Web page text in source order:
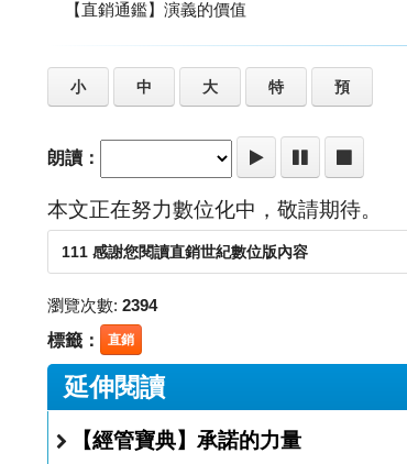
【直銷通鑑】演義的價值
小 中 大 特 預
朗讀：
本文正在努力數位化中，敬請期待。
111 感謝您閱讀直銷世紀數位版內容
瀏覽次數: 2394
標籤： 直銷
延伸閱讀
【經管寶典】承諾的力量